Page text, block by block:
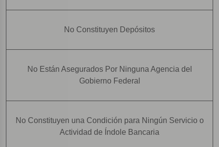
No Constituyen Depósitos
No Están Asegurados Por Ninguna Agencia del
Gobierno Federal
No Constituyen una Condición para Ningún Servicio o
Actividad de Índole Bancaria